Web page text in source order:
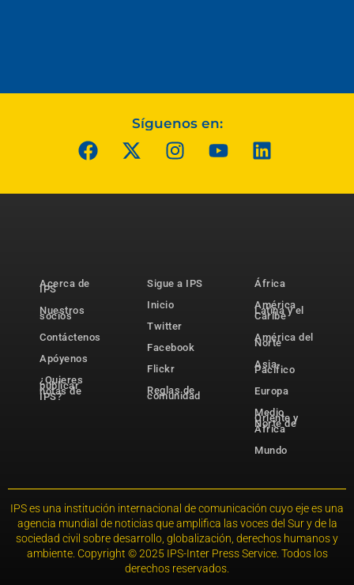
Síguenos en:
Acerca de
IPS
Nuestros
socios
Contáctenos
Apóyenos
¿Quieres
publicar
notas de
IPS?
Sigue a IPS
Inicio
Twitter
Facebook
Flickr
Reglas de
comunidad
África
América
Latina y el
Caribe
América del
Norte
Asia-
Pacífico
Europa
Medio
Oriente y
Norte de
África
Mundo
IPS es una institución internacional de comunicación cuyo eje es una
agencia mundial de noticias que amplifica las voces del Sur y de la
sociedad civil sobre desarrollo, globalización, derechos humanos y
ambiente. Copyright © 2025 IPS-Inter Press Service. Todos los
derechos reservados.